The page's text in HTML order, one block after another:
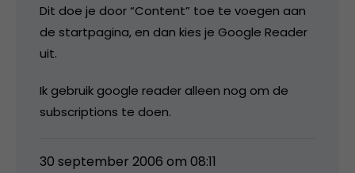
Dit doe je door “Content” toe te voegen aan
de startpagina, en dan kies je Google Reader
uit.
Ik gebruik google reader alleen nog om de
subscriptions te doen.
30 september 2006 om 08:11